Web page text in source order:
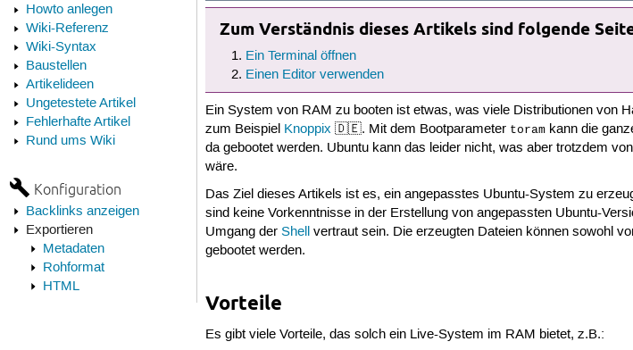
Howto anlegen
Wiki-Referenz
Wiki-Syntax
Baustellen
Artikelideen
Ungetestete Artikel
Fehlerhafte Artikel
Rund ums Wiki
Konfiguration
Backlinks anzeigen
Exportieren
Metadaten
Rohformat
HTML
Zum Verständnis dieses Artikels sind folgende
Ein Terminal öffnen
Einen Editor verwenden
Ein System von RAM zu booten ist etwas, was viele Distributionen von
zum Beispiel Knoppix 🇩🇪. Mit dem Bootparameter toram kann die
da gebootet werden. Ubuntu kann das leider nicht, was aber trotzdem
wäre.
Das Ziel dieses Artikels ist es, ein angepasstes Ubuntu-System zu
sind keine Vorkenntnisse in der Erstellung von angepassten Ubuntu-
Umgang derShell vertraut sein. Die erzeugten Dateien können sowohl
gebootet werden.
Vorteile
Es gibt viele Vorteile, das solch ein Live-System im RAM bietet, z.B.: